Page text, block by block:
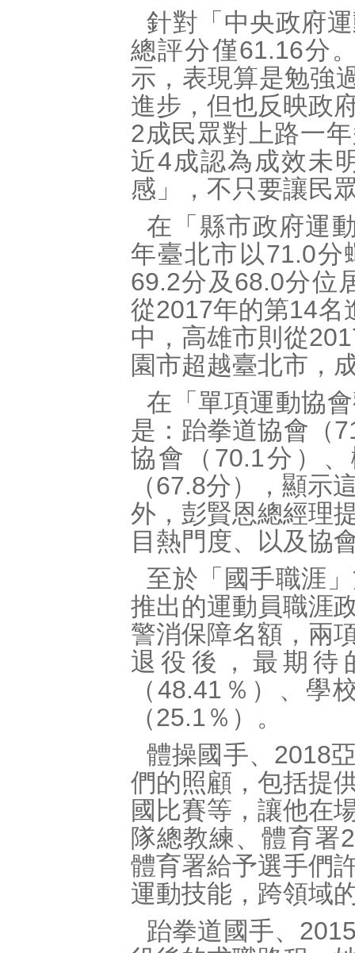
針對「中央政府
總評分僅61.16分
示，表現算是勉強
進步，但也反映政
2成民眾對上路一
近4成認為成效未
感」，不只要讓民
在「縣市政府運
年臺北市以71.0
69.2分及68.0分位
從2017年的第14名
中，高雄市則從
園市超越臺北市，
在「單項運動協
是：跆拳道協會（
協會（70.1分）
（67.8分），顯示
外，彭賢恩總經理
目熱門度、以及協
至於「國手職涯
推出的運動員職涯
警消保障名額，兩
退役後，最期待
（48.41％）、學
（25.1％）。
體操國手、2018
們的照顧，包括提
國比賽等，讓他在
隊總教練、體育署
體育署給予選手們
運動技能，跨領域
跆拳道國手、